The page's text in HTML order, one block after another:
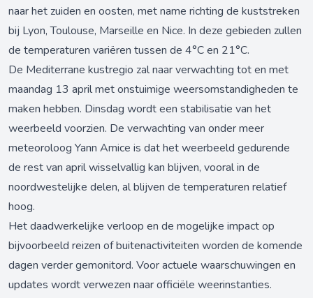
naar het zuiden en oosten, met name richting de kuststreken
bij Lyon, Toulouse, Marseille en Nice. In deze gebieden zullen
de temperaturen variëren tussen de 4°C en 21°C.
De Mediterrane kustregio zal naar verwachting tot en met
maandag 13 april met onstuimige weersomstandigheden te
maken hebben. Dinsdag wordt een stabilisatie van het
weerbeeld voorzien. De verwachting van onder meer
meteoroloog Yann Amice is dat het weerbeeld gedurende
de rest van april wisselvallig kan blijven, vooral in de
noordwestelijke delen, al blijven de temperaturen relatief
hoog.
Het daadwerkelijke verloop en de mogelijke impact op
bijvoorbeeld reizen of buitenactiviteiten worden de komende
dagen verder gemonitord. Voor actuele waarschuwingen en
updates wordt verwezen naar officiële weerinstanties.